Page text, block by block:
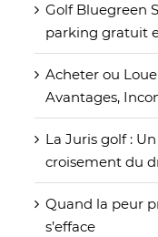
Golf Bluegreen
parking gratuit
Acheter ou
Avantages,
La Juris golf :
croisement du
Quand la peur
s’efface